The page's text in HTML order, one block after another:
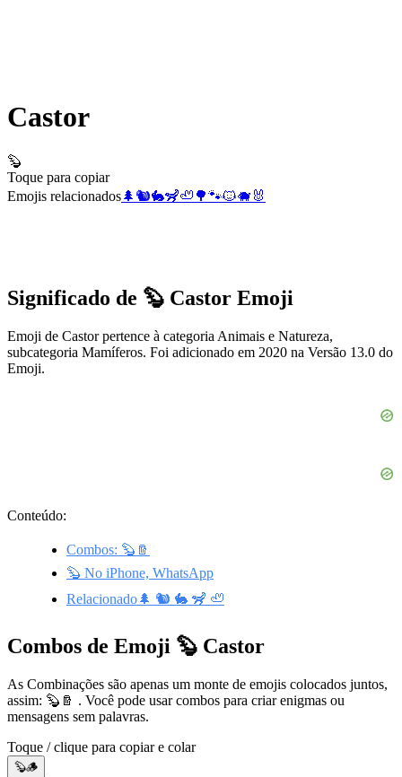
Castor
🦫
Toque para copiar
Emojis relacionados🌲 🐿️🐇🦨🦥 🌳🐾🐱🐗 🐰
Significado de 🦫 Castor Emoji
Emoji de Castor pertence à categoria Animais e Natureza,
subcategoria Mamíferos. Foi adicionado em 2020 na Versão 13.0 do
Emoji.
Conteúdo:
Combos: 🦫🪵
🦫 No iPhone, WhatsApp
Relacionado🌲 🐿️ 🐇 🦨 🦥
Combos de Emoji 🦫 Castor
As Combinações são apenas um monte de emojis colocados juntos,
assim: 🦫🪵 . Você pode usar combos para criar enigmas ou
mensagens sem palavras.
Toque / clique para copiar e colar
🦫🪵